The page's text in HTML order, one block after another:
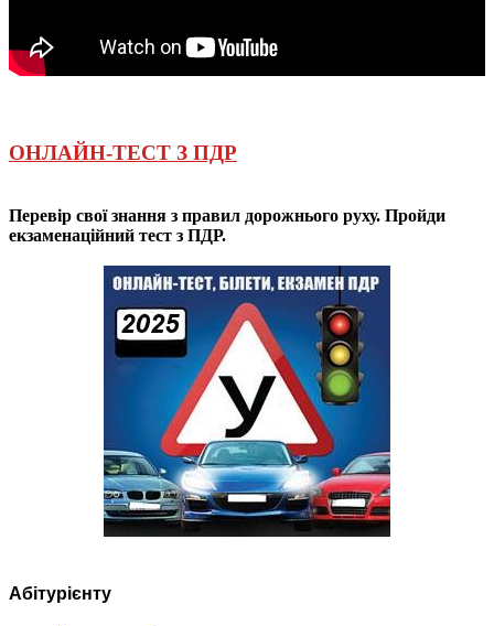
ОНЛАЙН-ТЕСТ З ПДР
Перевір свої знання з правил дорожнього руху. Пройди
екзаменаційний тест з ПДР.
Абітурієнту